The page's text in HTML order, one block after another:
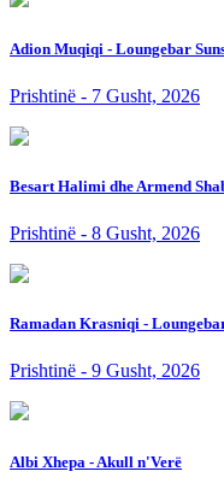
Adion Muqiqi - Loungebar
Prishtinë - 7 Gusht, 2026
Besart Halimi dhe Armend
Prishtinë - 8 Gusht, 2026
Ramadan Krasniqi -
Prishtinë - 9 Gusht, 2026
Albi Xhepa - Akull n'Verë